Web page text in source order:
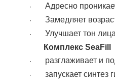
· Адресно
· Замедляет
·
Улучшает тон
Комплекс SeaFill
· разглаживает и
·
запускает синтез